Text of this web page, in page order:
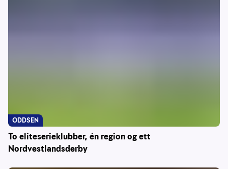
To eliteserieklubber, én region og ett
Nordvestlandsderby
ODDSEN